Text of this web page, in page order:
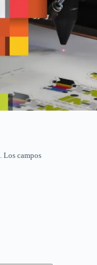
Los campos